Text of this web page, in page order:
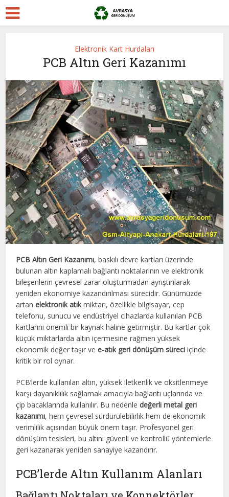
Elektronik Kart Hurdaları
PCB Altın Geri Kazanımı
PCB Altın Geri Kazanımı, baskılı devre kartları üzerinde
bulunan altın kaplamalı bağlantı noktalarının ve elektronik
bileşenlerin çevresel zarar oluşturmadan ayrıştırılarak
yeniden ekonomiye kazandırılması sürecidir. Günümüzde
artanelektronik atıkmiktarı, özellikle bilgisayar, cep
telefonu, sunucu ve endüstriyel cihazlarda kullanılan PCB
kartlarını önemli bir kaynak haline getirmiştir. Bu kartlar çok
küçük miktarlarda altın içermesine rağmen yüksek
ekonomik değer taşır vee-atık geri dönüşüm süreci içinde
kritik bir rol oynar.
PCB’lerde kullanılan altın, yüksek iletkenlik ve oksitlenmeye
karşı dayanıklılık sağlamak amacıyla bağlantı uçlarında ve
çip bacaklarında kullanılır. Bu nedenledeğerli metal geri
kazanımı, hem çevresel sürdürülebilirlik hem de ekonomik
verimlilik açısından büyük önem taşır. Profesyonel geri
dönüşüm tesisleri, bu altını güvenli ve kontrollü yöntemlerle
geri kazanarak yeniden sanayiye kazandırır.
PCB’lerde Altın Kullanım Alanları